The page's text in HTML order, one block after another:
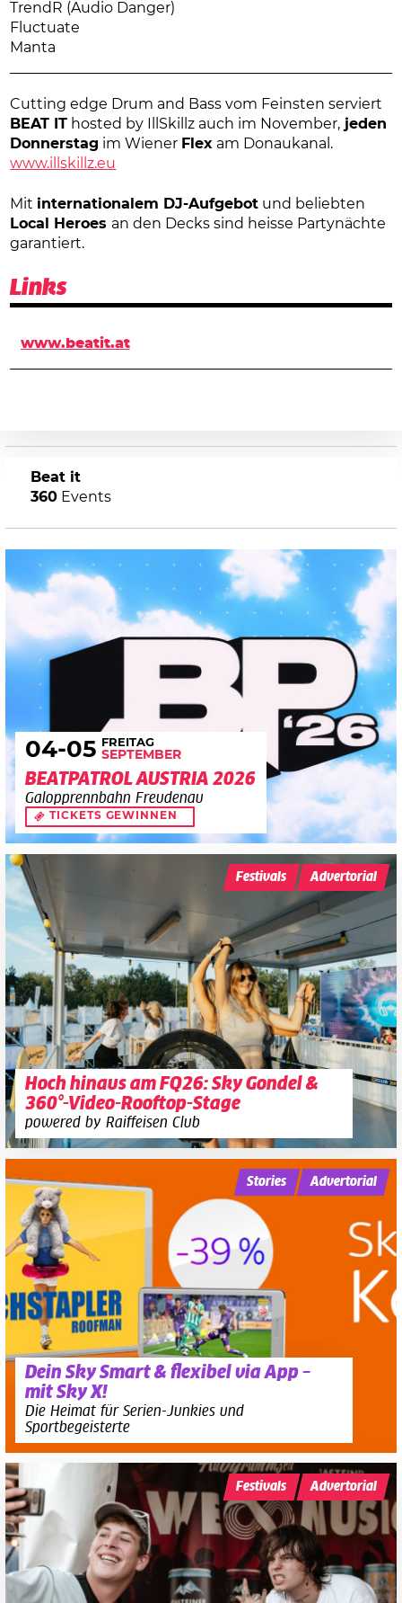
TrendR (Audio Danger)
Fluctuate
Manta
Cutting edge Drum and Bass vom Feinsten serviert
BEAT IT hosted by IllSkillz auch im November, jeden
Donnerstag im Wiener Flex am Donaukanal.
www.illskillz.eu
Mit internationalem DJ-Aufgebot und beliebten
Local Heroes an den Decks sind heisse Partynächte
garantiert.
Links
www.beatit.at
Beat it
360Events
04-05 FREITAG
SEPTEMBER
BEATPATROL AUSTRIA 2026
Galopprennbahn Freudenau
TICKETS GEWINNEN
Hoch hinaus am FQ26: Sky Gondel &
360°-Video-Rooftop-Stage
powered by Raiffeisen Club
Festivals Advertorial
Dein Sky Smart & flexibel via App –
mit Sky X!
Die Heimat für Serien-Junkies und
Sportbegeisterte
Stories Advertorial
Festivals Advertorial